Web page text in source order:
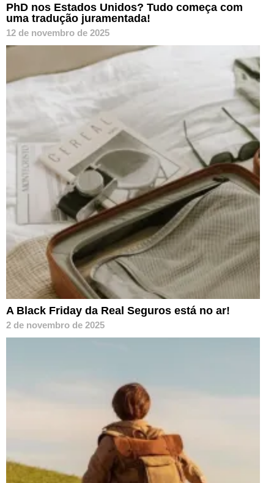
PhD nos Estados Unidos? Tudo começa com
uma tradução juramentada!
12 de novembro de 2025
A Black Friday da Real Seguros está no ar!
2 de novembro de 2025